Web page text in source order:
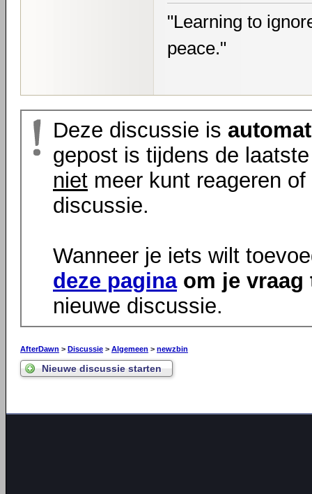
"Learning to
peace."
Deze discussie is
gepost is tijdens de
niet meer kunt reageren
discussie.
Wanneer je iets wilt
deze paginaom je vraag
nieuwe discussie.
AfterDawn > Discussie > Algemeen > newzbin
Nieuwe discussie starten